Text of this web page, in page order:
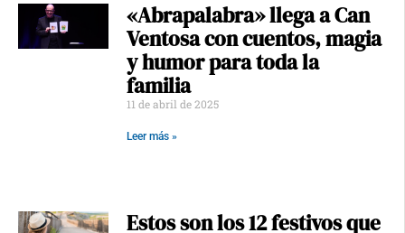
«Abrapalabra» llega a Can
Ventosa con cuentos, magia
y humor para toda la
familia
11 de abril de 2025
Leer más »
Estos son los 12 festivos que